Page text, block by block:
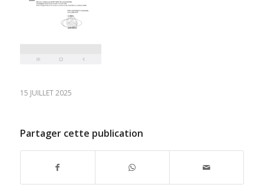
15 JUILLET 2025
Partager cette publication